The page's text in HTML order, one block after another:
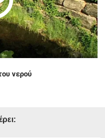
d
e
o
a
y
V
νερού